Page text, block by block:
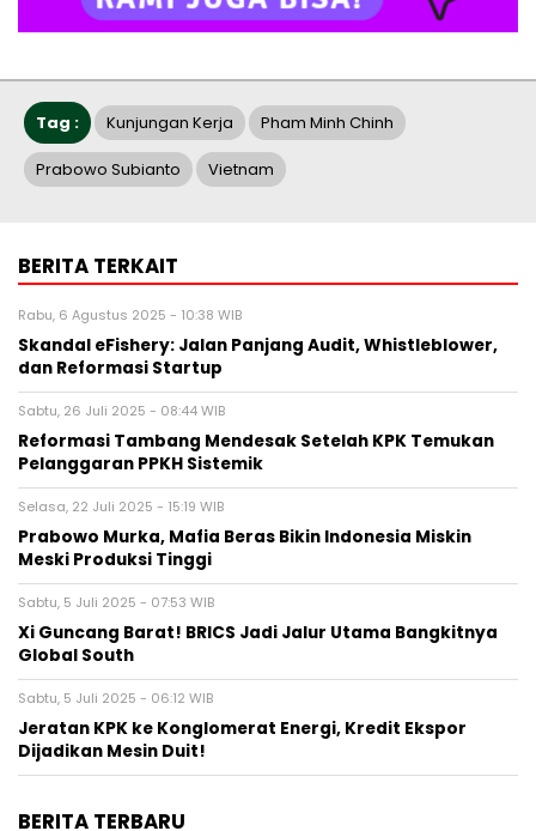
Tag : Kunjungan Kerja Pham Minh Chinh
Prabowo Subianto Vietnam
BERITA TERKAIT
Rabu, 6 Agustus 2025 - 10:38 WIB
Skandal eFishery: Jalan Panjang Audit, Whistleblower,
dan Reformasi Startup
Sabtu, 26 Juli 2025 - 08:44 WIB
Reformasi Tambang Mendesak Setelah KPK Temukan
Pelanggaran PPKH Sistemik
Selasa, 22 Juli 2025 - 15:19 WIB
Prabowo Murka, Mafia Beras Bikin Indonesia Miskin
Meski Produksi Tinggi
Sabtu, 5 Juli 2025 - 07:53 WIB
Xi Guncang Barat! BRICS Jadi Jalur Utama Bangkitnya
Global South
Sabtu, 5 Juli 2025 - 06:12 WIB
Jeratan KPK ke Konglomerat Energi, Kredit Ekspor
Dijadikan Mesin Duit!
BERITA TERBARU